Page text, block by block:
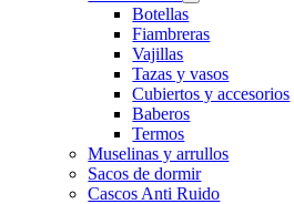
Botellas
Fiambreras
Vajillas
Tazas y vasos
Cubiertos y accesorios
Baberos
Termos
Muselinas y arrullos
Sacos de dormir
Cascos Anti Ruido